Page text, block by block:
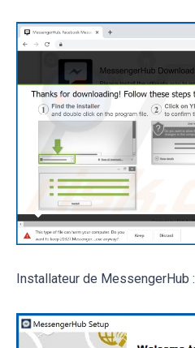
Installateur de MessengerHub :